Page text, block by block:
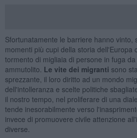
Sfortunatamente le barriere hanno vinto,
momenti più cupi della storia dell'Europa
tormento di migliaia di persone in fuga
ammutolito. Le vite dei migranti sono
sprezzante, il loro diritto ad un mondo
dell'intolleranza e scelte politiche
il nostro tempo, nel proliferare di una
tende inesorabilmente verso
invece di promuovere civile attenzione
diverse.